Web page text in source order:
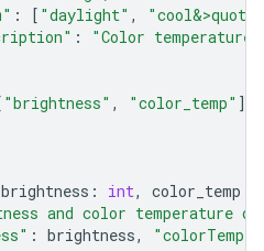
: [ "daylight" , "cool&>quot;
: "Color temperature"
[ "brightness" , "color_temp" ],
brightness : int, color_temp
and color temperature
: brightness,